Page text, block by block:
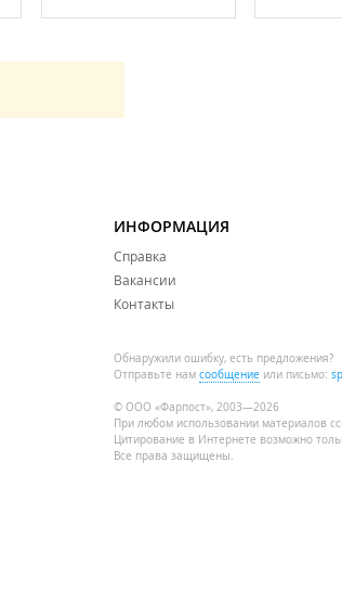
ИНФОРМАЦИЯ
Справка
Вакансии
Контакты
Обнаружили ошибку, есть предложения?
Отправьте нам сообщение или письмо:
© ООО «Фарпост», 2003—2026
При любом использовании материалов
Цитирование в Интернете возможно
Все права защищены.